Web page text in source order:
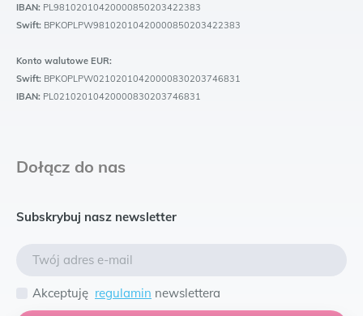
IBAN: PL98102010420000850203422383
Swift: BPKOPLPW98102010420000850203422383
Konto walutowe EUR:
Swift: BPKOPLPW02102010420000830203746831
IBAN: PL02102010420000830203746831
Dołącz do nas
Subskrybuj nasz newsletter
Akceptuję regulamin newslettera